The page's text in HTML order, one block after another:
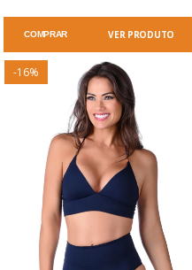
COMPRAR VER PRODUTO
-16%